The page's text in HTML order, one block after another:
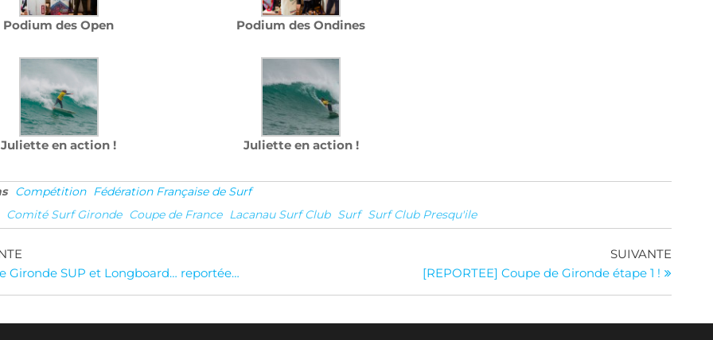
Podium des Open Podium des Ondines
Juliette en action ! Juliette en action !
Compétition Fédération Française de Surf
Comité Surf Gironde Coupe de France Lacanau Surf Club Surf Surf Club Presqu'ile
Gironde SUP et Longboard… reportée…
SUIVANTE
[REPORTEE] Coupe de Gironde étape 1 !